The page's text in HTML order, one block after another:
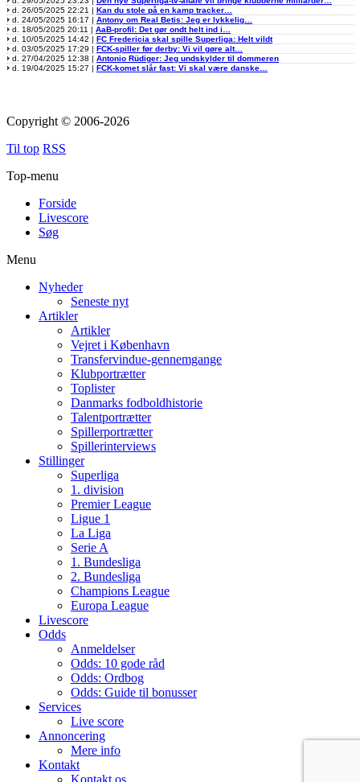
d. 26/05/2025 22:21 | Kan du stole på en kamp tracker…
d. 24/05/2025 16:17 | Antony om Real Betis: Jeg er lykkelig…
d. 18/05/2025 20:11 | AaB-profil: Det gør ondt helt ind i…
d. 10/05/2025 14:42 | FC Fredericia skal spille Superliga: Helt vildt
d. 03/05/2025 17:29 | FCK-spiller før derby: Vi vil gøre alt…
d. 27/04/2025 12:38 | Antonio Rüdiger: Jeg undskylder til dommeren
d. 19/04/2025 15:27 | FCK-komet slår fast: Vi skal være danske…
Copyright © 2006-2026
Til top RSS
Top-menu
Forside
Livescore
Søg
Menu
Nyheder
Seneste nyt
Artikler
Artikler
Vejret i København
Transfervindue-gennemgange
Klubportrætter
Toplister
Danmarks fodboldhistorie
Talentportrætter
Spillerportrætter
Spillerinterviews
Stillinger
Superliga
1. division
Premier League
Ligue 1
La Liga
Serie A
1. Bundesliga
2. Bundesliga
Champions League
Europa League
Livescore
Odds
Anmeldelser
Odds: 10 gode råd
Odds: Ordbog
Odds: Guide til bonusser
Services
Live score
Annoncering
Mere info
Kontakt
Kontakt os